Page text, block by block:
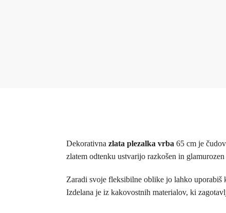
Dekorativna zlata plezalka vrba 65 cm je
zlatem odtenku ustvarijo razkošen in
Zaradi svoje fleksibilne oblike jo lahko uporabiš
Izdelana je iz kakovostnih materialov, ki